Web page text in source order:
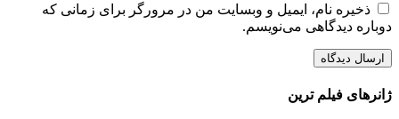
ذخیره نام، ایمیل و وبسایت من در مرورگر برای زمانی که
دوباره دیدگاهی می‌نویسم.
ژانرهای فیلم ترین